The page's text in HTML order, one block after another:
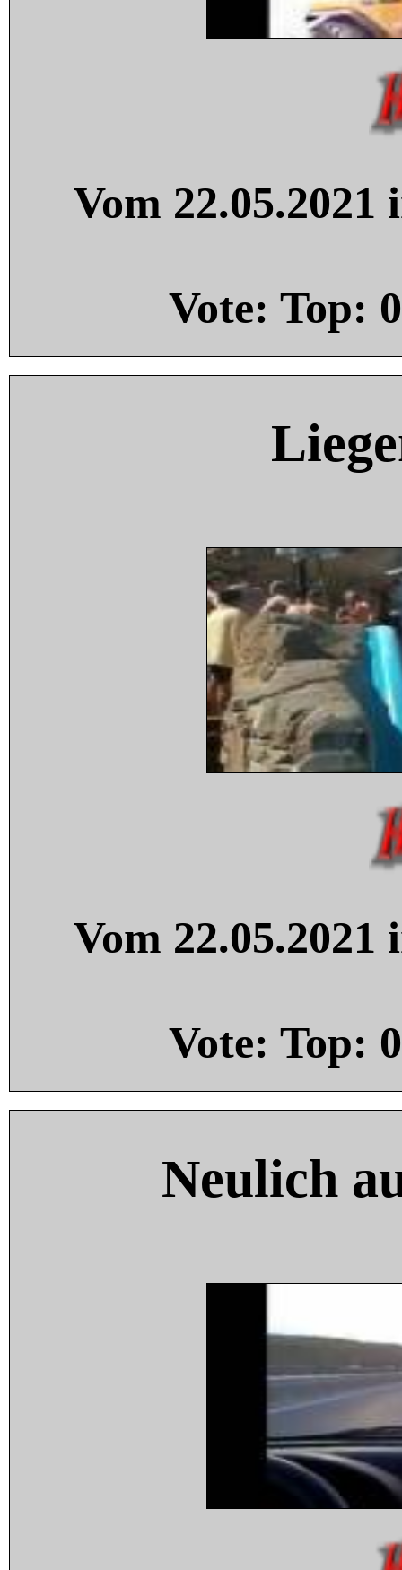
Vom
Vote: Top: 0
Vom
Vote: Top: 0
Neulich